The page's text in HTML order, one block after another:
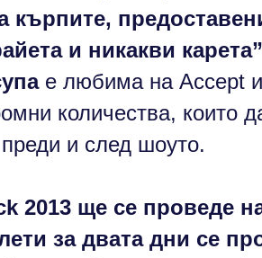
кърпите,
и никакви карета”
е любима на Accept и
количества, които
и след шоуто.
2013 ще се проведе
за двата дни се